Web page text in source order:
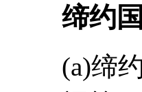
缔约
(a)缔